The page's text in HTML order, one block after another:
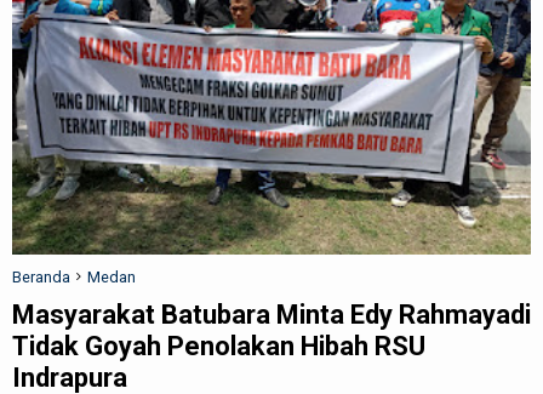
Beranda Medan
Masyarakat Batubara Minta Edy Rahmayadi
Tidak Goyah Penolakan Hibah RSU
Indrapura
BISNIS
EDUKASI
ADVETORIAL
REDAKSI